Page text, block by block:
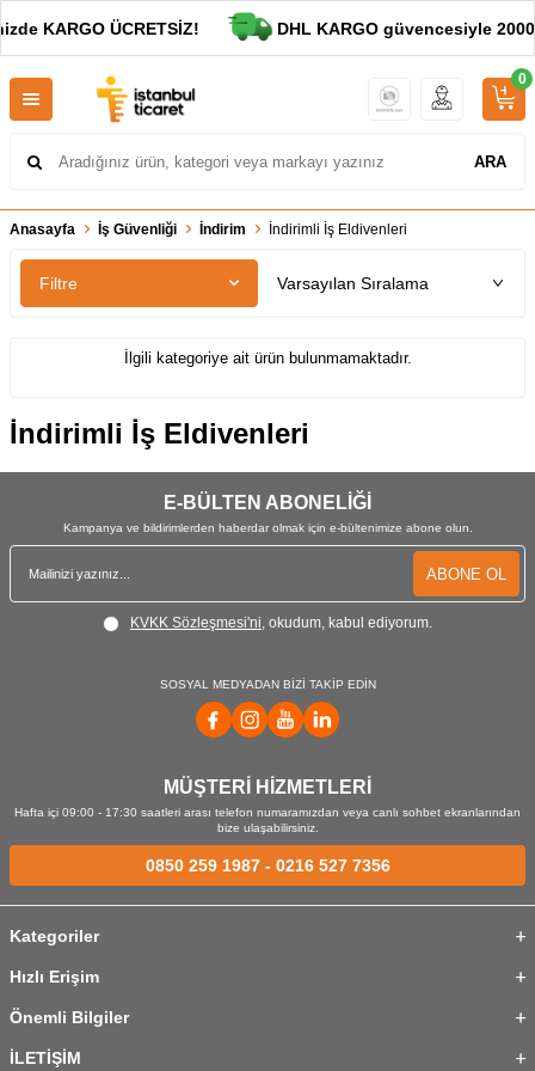
KARGO ÜCRETSİZ! DHL KARGO güvencesiyle
ARA
0
Anasayfa İş Güvenliği İndirim İndirimli İş Eldivenleri
Filtre
İlgili kategoriye ait ürün bulunmamaktadır.
İndirimli İş Eldivenleri
E-BÜLTEN ABONELİĞİ
Kampanya ve bildirimlerden haberdar olmak için e-bültenimize abone olun.
ABONE OL
KVKK Sözleşmesi'ni, okudum, kabul ediyorum.
SOSYAL MEDYADAN BİZİ TAKİP EDİN
MÜŞTERİ HİZMETLERİ
Hafta içi 09:00 - 17:30 saatleri arası telefon numaramızdan veya canlı sohbet ekranlarından
bize ulaşabilirsiniz.
0850 259 1987- 0216 527 7356
Kategoriler
Hızlı Erişim
Önemli Bilgiler
İLETİŞİM